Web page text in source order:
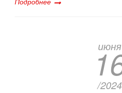
июня
/2024